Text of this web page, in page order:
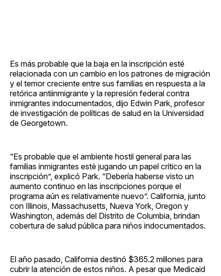
Es más probable que la baja en la inscripción esté
relacionada con un cambio en los patrones de migración
y el temor creciente entre sus familias en respuesta a la
retórica antiinmigrante y la represión federal contra
inmigrantes indocumentados, dijo Edwin Park, profesor
de investigación de políticas de salud en la Universidad
de Georgetown.
“Es probable que el ambiente hostil general para las
familias inmigrantes esté jugando un papel crítico en la
inscripción”, explicó Park. “Debería haberse visto un
aumento continuo en las inscripciones porque el
programa aún es relativamente nuevo”. California, junto
con Illinois, Massachusetts, Nueva York, Oregon y
Washington, además del Distrito de Columbia, brindan
cobertura de salud pública para niños indocumentados.
El año pasado, California destinó $365.2 millones para
cubrir la atención de estos niños. A pesar que Medicaid